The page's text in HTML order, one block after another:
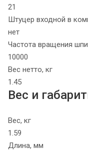
21
Штуцер входной в
нет
Частота вращения
10000
Вес нетто, кг
1.45
Вес и
Вес, кг
1.59
Длина, мм